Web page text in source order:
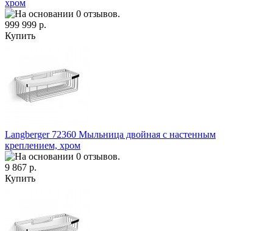
хром
999 999 р.
Купить
Langberger 72360 Мыльница двойная с настенным
креплением, хром
9 867 р.
Купить